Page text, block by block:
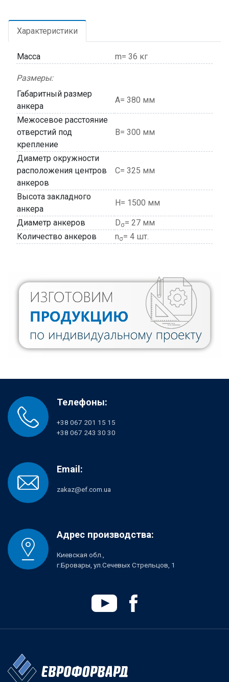
Характеристики
Масса m= 36 кг
Размеры:
Габаритный размер
анкера
A= 380 мм
Межосевое расстояние
отверстий под
крепление
В= 300 мм
Диаметр окружности
расположения центров
анкеров
C= 325 мм
Высота закладного
анкера
H= 1500 мм
Диаметр анкеров Dσ= 27 мм
Количество анкеров
nσ= 4 шт.
Телефоны:
+38 067 201 15 15
+38 067 243 30 30
Email:
zakaz@ef.com.ua
Адрес производства:
Киевская обл.,
г.Бровары, ул.Сечевых Стрельцов, 1